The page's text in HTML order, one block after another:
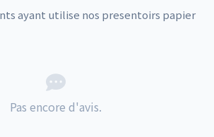
ayant utilise nos presentoirs papier
Pas encore d'avis.